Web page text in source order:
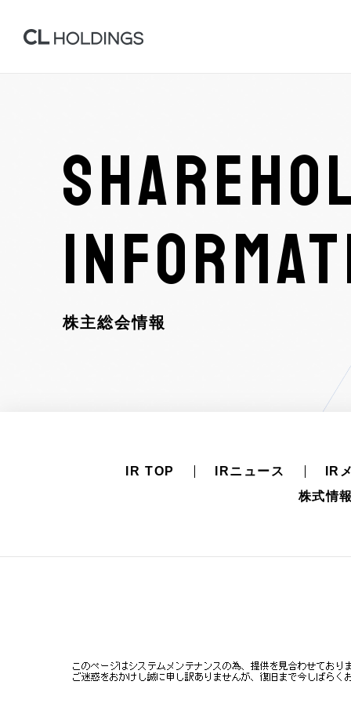
株主総会情報
IR TOP IRニュース
IR
株式情